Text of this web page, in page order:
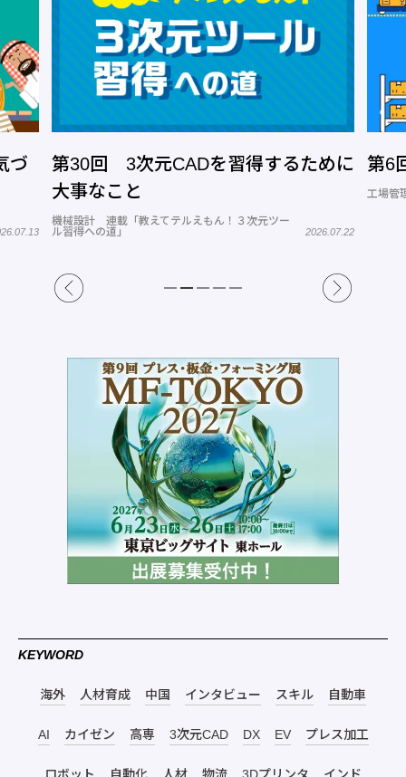
第30回 3次元CADを習得するために
大事なこと
機械設計 連載「教えてテルえもん！３次元ツー
ル習得への道」
2026.07.22
第6
工場管
KEYWORD
海外 人材育成 中国 インタビュー スキル 自動車
AI カイゼン 高専 3次元CAD DX EV プレス加工